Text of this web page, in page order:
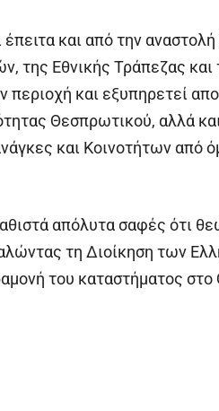
και από την
της Εθνικής Τράπεζας
περιοχή και εξυπηρετεί
Θεσπρωτικού, αλλά
και Κοινοτήτων από
απόλυτα σαφές ότι
τη Διοίκηση των
του καταστήματος